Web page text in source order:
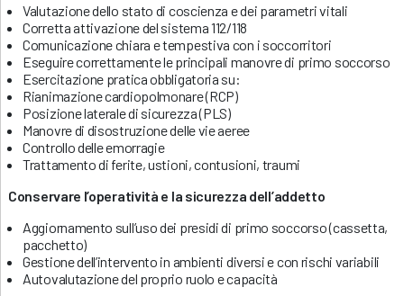
Valutazione dello stato di coscienza e dei parametri vitali
Corretta attivazione del sistema 112/118
Comunicazione chiara e tempestiva con i soccorritori
Eseguire correttamente le principali manovre di primo soccorso
Esercitazione pratica obbligatoria su:
Rianimazione cardiopolmonare (RCP)
Posizione laterale di sicurezza (PLS)
Manovre di disostruzione delle vie aeree
Controllo delle emorragie
Trattamento di ferite, ustioni, contusioni, traumi
Conservare l’operatività e la sicurezza dell’addetto
Aggiornamento sull’uso dei presidi di primo soccorso (cassetta,
pacchetto)
Gestione dell’intervento in ambienti diversi e con rischi variabili
Autovalutazione del proprio ruolo e capacità